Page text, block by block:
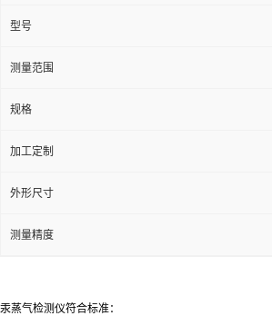
型号
测量范围
规格
加工定制
外形尺寸
测量精度
汞蒸气检测仪符合标准：